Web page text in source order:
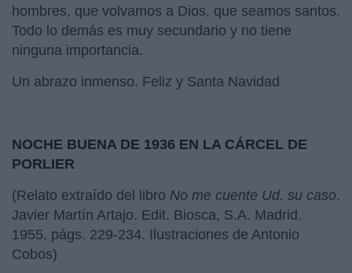
hombres, que volvamos a Dios, que seamos santos.
Todo lo demás es muy secundario y no tiene
ninguna importancia.
Un abrazo inmenso. Feliz y Santa Navidad
NOCHE BUENA DE 1936 EN LA CÁRCEL DE
PORLIER
(Relato extraído del libro No me cuente Ud. su caso.
Javier Martín Artajo. Edit. Biosca, S.A. Madrid.
1955, págs. 229-234. Ilustraciones de Antonio
Cobos)